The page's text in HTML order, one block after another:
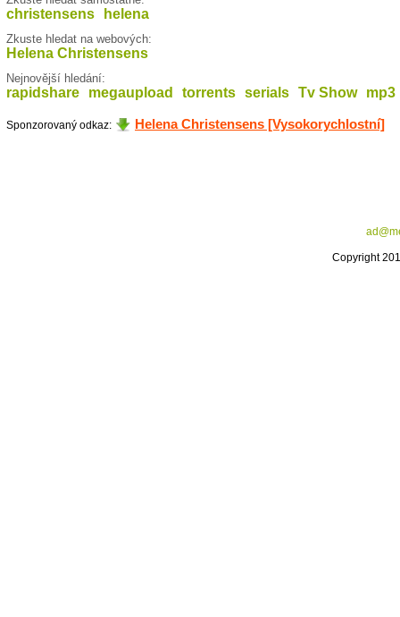
christensens helena
Zkuste hledat na webových:
Helena Christensens
Nejnovější hledání:
rapidshare megaupload torrents serials Tv Show mp3
Sponzorovaný odkaz: Helena Christensens [Vysokorychlostní]
Copyright